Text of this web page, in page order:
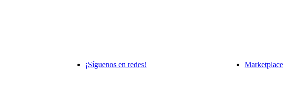
¡Síguenos en redes! Marketplace